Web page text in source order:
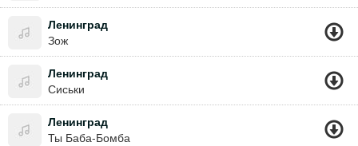
Ленинград
Зож
Ленинград
Сиськи
Ленинград
Ты Баба-Бомба